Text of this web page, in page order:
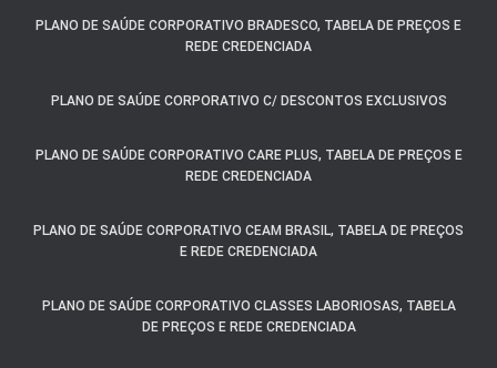
PLANO DE SAÚDE CORPORATIVO BRADESCO, TABELA DE PREÇOS E
REDE CREDENCIADA
PLANO DE SAÚDE CORPORATIVO C/ DESCONTOS EXCLUSIVOS
PLANO DE SAÚDE CORPORATIVO CARE PLUS, TABELA DE PREÇOS E
REDE CREDENCIADA
PLANO DE SAÚDE CORPORATIVO CEAM BRASIL, TABELA DE PREÇOS
E REDE CREDENCIADA
PLANO DE SAÚDE CORPORATIVO CLASSES LABORIOSAS, TABELA
DE PREÇOS E REDE CREDENCIADA